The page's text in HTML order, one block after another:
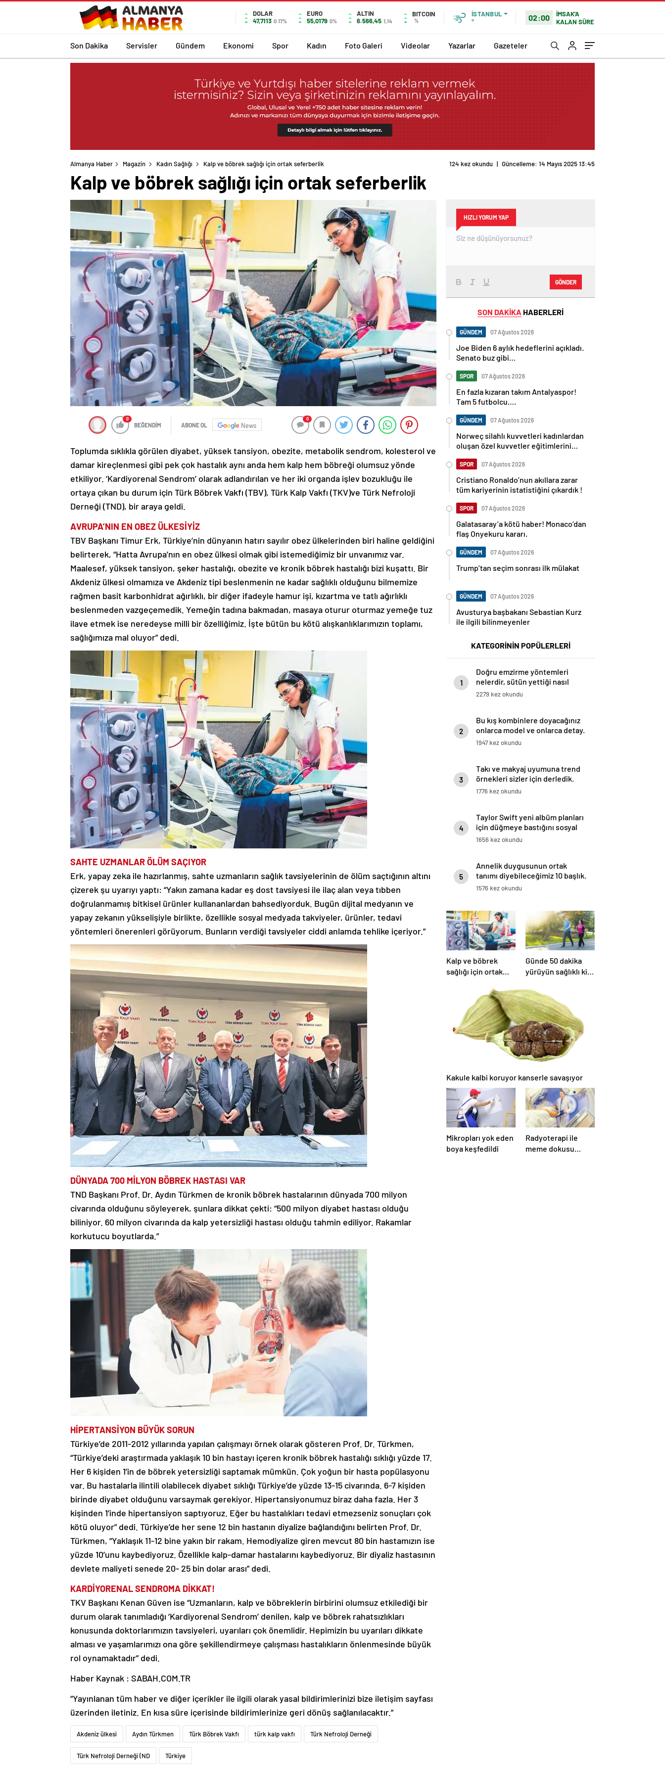
DOLAR
47,7113 0.17%
EURO
55,0179 0%
ALTIN
6.566,45 1,14
BITCOIN
%
İSTANBUL
°
02:00
İMSAK'A
KALAN SÜRE
Son Dakika Servisler Gündem Ekonomi Spor Kadın Foto Galeri Videolar Yazarlar Gazeteler
Almanya Haber Magazin Kadın Sağlığı Kalp ve böbrek sağlığı için ortak seferberlik 124 kez okundu | Güncelleme: 14 Mayıs 2025 13:45
Kalp ve böbrek sağlığı için ortak seferberlik
0
BEĞENDİM ABONE OL News
0
Toplumda sıklıkla görülen diyabet, yüksek tansiyon, obezite, metabolik sendrom, kolesterol ve
damar kireçlenmesi gibi pek çok hastalık aynı anda hem kalp hem böbreği olumsuz yönde
etkiliyor. ‘Kardiyorenal Sendrom’ olarak adlandırılan ve her iki organda işlev bozukluğu ile
ortaya çıkan bu durum için Türk Böbrek Vakfı (TBV), Türk Kalp Vakfı (TKV)ve Türk Nefroloji
Derneği (TND), bir araya geldi.
AVRUPA’NIN EN OBEZ ÜLKESİYİZ
TBV Başkanı Timur Erk, Türkiye’nin dünyanın hatırı sayılır obez ülkelerinden biri haline geldiğini
belirterek, “Hatta Avrupa’nın en obez ülkesi olmak gibi istemediğimiz bir unvanımız var.
Maalesef, yüksek tansiyon, şeker hastalığı, obezite ve kronik böbrek hastalığı bizi kuşattı. Bir
Akdeniz ülkesi olmamıza ve Akdeniz tipi beslenmenin ne kadar sağlıklı olduğunu bilmemize
rağmen basit karbonhidrat ağırlıklı, bir diğer ifadeyle hamur işi, kızartma ve tatlı ağırlıklı
beslenmeden vazgeçemedik. Yemeğin tadına bakmadan, masaya oturur oturmaz yemeğe tuz
ilave etmek ise neredeyse milli bir özelliğimiz. İşte bütün bu kötü alışkanlıklarımızın toplamı,
sağlığımıza mal oluyor” dedi.
SAHTE UZMANLAR ÖLÜM SAÇIYOR
Erk, yapay zeka ile hazırlanmış, sahte uzmanların sağlık tavsiyelerinin de ölüm saçtığının altını
çizerek şu uyarıyı yaptı: “Yakın zamana kadar eş dost tavsiyesi ile ilaç alan veya tıbben
doğrulanmamış bitkisel ürünler kullananlardan bahsediyorduk. Bugün dijital medyanın ve
yapay zekanın yükselişiyle birlikte, özellikle sosyal medyada takviyeler, ürünler, tedavi
yöntemleri önerenleri görüyorum. Bunların verdiği tavsiyeler ciddi anlamda tehlike içeriyor.”
DÜNYADA 700 MİLYON BÖBREK HASTASI VAR
TND Başkanı Prof. Dr. Aydın Türkmen de kronik böbrek hastalarının dünyada 700 milyon
civarında olduğunu söyleyerek, şunlara dikkat çekti: “500 milyon diyabet hastası olduğu
biliniyor. 60 milyon civarında da kalp yetersizliği hastası olduğu tahmin ediliyor. Rakamlar
korkutucu boyutlarda.”
HİPERTANSİYON BÜYÜK SORUN
Türkiye’de 2011-2012 yıllarında yapılan çalışmayı örnek olarak gösteren Prof. Dr. Türkmen,
“Türkiye’deki araştırmada yaklaşık 10 bin hastayı içeren kronik böbrek hastalığı sıklığı yüzde 17.
Her 6 kişiden 1’in de böbrek yetersizliği saptamak mümkün. Çok yoğun bir hasta popülasyonu
var. Bu hastalarla ilintili olabilecek diyabet sıklığı Türkiye’de yüzde 13-15 civarında. 6-7 kişiden
birinde diyabet olduğunu varsaymak gerekiyor. Hipertansiyonumuz biraz daha fazla. Her 3
kişinden 1’inde hipertansiyon saptıyoruz. Eğer bu hastalıkları tedavi etmezseniz sonuçları çok
kötü oluyor” dedi. Türkiye’de her sene 12 bin hastanın diyalize bağlandığını belirten Prof. Dr.
Türkmen, “Yaklaşık 11-12 bine yakın bir rakam. Hemodiyalize giren mevcut 80 bin hastamızın ise
yüzde 10’unu kaybediyoruz. Özellikle kalp-damar hastalarını kaybediyoruz. Bir diyaliz hastasının
devlete maliyeti senede 20- 25 bin dolar arası” dedi.
KARDİYORENAL SENDROMA DİKKAT!
TKV Başkanı Kenan Güven ise “Uzmanların, kalp ve böbreklerin birbirini olumsuz etkilediği bir
durum olarak tanımladığı ‘Kardiyorenal Sendrom’ denilen, kalp ve böbrek rahatsızlıkları
konusunda doktorlarımızın tavsiyeleri, uyarıları çok önemlidir. Hepimizin bu uyarıları dikkate
alması ve yaşamlarımızı ona göre şekillendirmeye çalışması hastalıkların önlenmesinde büyük
rol oynamaktadır” dedi.
Haber Kaynak : SABAH.COM.TR
“Yayınlanan tüm haber ve diğer içerikler ile ilgili olarak yasal bildirimlerinizi bize iletişim sayfası
üzerinden iletiniz. En kısa süre içerisinde bildirimlerinize geri dönüş sağlanılacaktır.”
Akdeniz ülkesi Aydın Türkmen Türk Böbrek Vakfı türk kalp vakfı Türk Nefroloji Derneği
Türk Nefroloji Derneği (ND Türkiye
HIZLI YORUM YAP
GÖNDER
SON DAKİKA HABERLERİ
GÜNDEM 07 Ağustos 2026
Joe Biden 6 aylık hedeflerini açıkladı.
Senato buz gibi…
SPOR 07 Ağustos 2026
En fazla kızaran takım Antalyaspor!
Tam 5 futbolcu….
GÜNDEM 07 Ağustos 2026
Norweç silahlı kuvvetleri kadınlardan
oluşan özel kuvvetler eğitimlerini
SPOR 07 Ağustos 2026
Cristiano Ronaldo’nun akıllara zarar
tüm kariyerinin istatistiğini çıkardık !
SPOR 07 Ağustos 2026
Galatasaray’a kötü haber! Monaco’dan
flaş Onyekuru kararı.
GÜNDEM 07 Ağustos 2026
Trump’tan seçim sonrası ilk mülakat
GÜNDEM 07 Ağustos 2026
Avusturya başbakanı Sebastian Kurz
ile ilgili bilinmeyenler
KATEGORİNİN POPÜLERLERİ
1
Doğru emzirme yöntemleri
nelerdir, sütün yettiği nasıl
anlaşılır?
2279 kez okundu
2
Bu kış kombinlere doyacağınız
onlarca model ve onlarca detay.
1947 kez okundu
3
Takı ve makyaj uyumuna trend
örnekleri sizler için derledik.
1776 kez okundu
4
Taylor Swift yeni albüm planları
için düğmeye bastığını sosyal
medyadan duyurdu!
1656 kez okundu
5
Annelik duygusunun ortak
tanımı diyebileceğimiz 10 başlık.
1576 kez okundu
Kalp ve böbrek
sağlığı için ortak
Günde 50 dakika
yürüyün sağlıklı kilo
Kakule kalbi koruyor kanserle savaşıyor
Mikropları yok eden
boya keşfedildi
Radyoterapi ile
meme dokusu